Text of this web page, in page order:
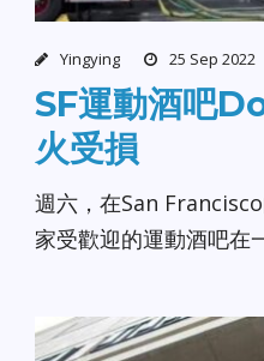
Yingying 25 Sep 2022
SF運動酒吧
火受損
週六，在San
家受歡迎的運動酒吧在